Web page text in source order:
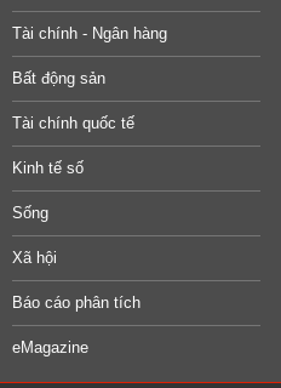
Tài chính - Ngân hàng
Bất động sản
Tài chính quốc tế
Kinh tế số
Sống
Xã hội
Báo cáo phân tích
eMagazine